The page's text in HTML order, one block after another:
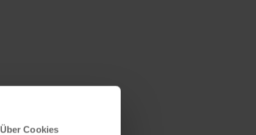
Über Cookies